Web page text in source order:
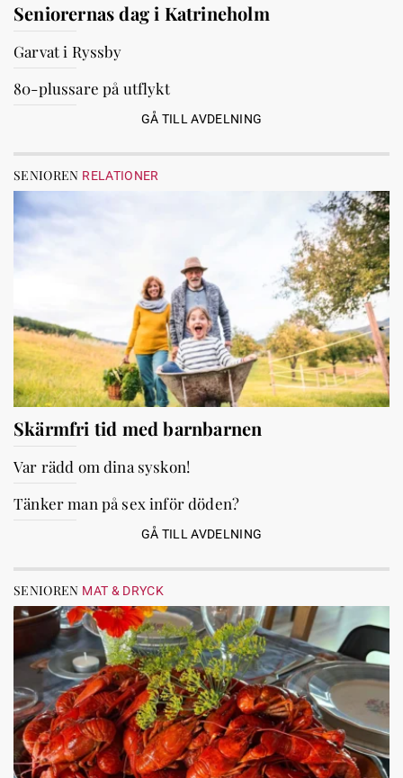
Seniorernas dag i Katrineholm
Garvat i Ryssby
80-plussare på utflykt
GÅ TILL AVDELNING
SENIOREN RELATIONER
Skärmfri tid med barnbarnen
Var rädd om dina syskon!
Tänker man på sex inför döden?
GÅ TILL AVDELNING
SENIOREN MAT & DRYCK